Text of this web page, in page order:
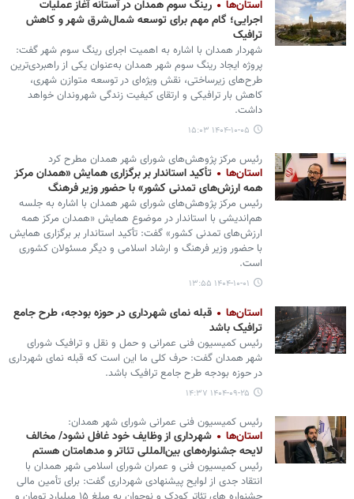
استان‌ها
رینگ سوم همدان در آستانه آغاز عملیات
اجرایی؛ گام مهم برای توسعه شمال‌شرق شهر و کاهش
ترافیک
شهردار همدان با اشاره به اهمیت اجرای رینگ سوم شهر گفت:
پروژه ایجاد رینگ سوم شهر همدان به‌عنوان یکی از راهبردی‌ترین
طرح‌های زیرساختی، نقش ویژه‌ای در توسعه متوازن شهری،
کاهش بار ترافیکی و ارتقای کیفیت زندگی شهروندان خواهد
داشت.
۱۴۰۴-۱۰-۰۵ ۱۵:۰۳
رئیس مرکز پژوهش‌های شورای شهر همدان مطرح کرد
استان‌ها
تأکید استاندار بر برگزاری همایش «همدان مرکز
همه ارزش‌های تمدنی کشور» با حضور وزیر فرهنگ
رئیس مرکز پژوهش‌های شورای شهر همدان با اشاره به جلسه
هم‌اندیشی با استاندار در موضوع همایش «همدان مرکز همه
ارزش‌های تمدنی کشور» گفت: تأکید استاندار بر برگزاری همایش
با حضور وزیر فرهنگ و ارشاد اسلامی و دیگر مسئولان کشوری
است.
۱۴۰۴-۱۰-۰۱ ۱۳:۵۵
استان‌ها
قبله نمای شهرداری در حوزه بودجه، طرح جامع
ترافیک باشد
رئیس کمیسیون فنی عمرانی و حمل و نقل و ترافیک شورای
شهر همدان گفت: حرف کلی ما این است که قبله نمای شهرداری
در حوزه بودجه طرح جامع ترافیک باشد.
۱۴۰۴-۰۹-۲۵ ۱۴:۳۷
رئیس کمیسیون فنی عمرانی شورای شهر همدان:
استان‌ها
شهرداری از وظایف خود غافل نشود/ مخالف
لایحه جشنواره‌های بین‌المللی تئاتر و مدهامتان هستم
رئیس کمیسیون فنی و عمران شورای اسلامی شهر همدان با
انتقاد جدی از لوایح پیشنهادی شهرداری گفت: برای تأمین مالی